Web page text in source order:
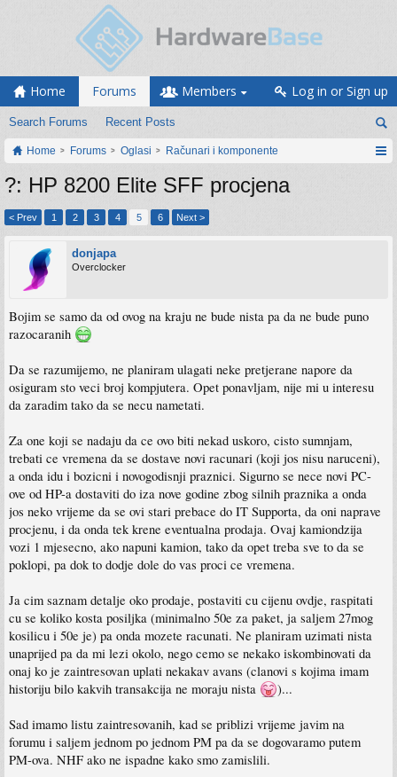
Home Forums
Search Forums Recent Posts
Members Log in or Sign up
Home Forums Oglasi Računari i komponente
?: HP 8200 Elite SFF procjena
< Prev 1 2 3 4 5 6 Next >
donjapa
Overclocker
Bojim se samo da od ovog na kraju ne bude nista pa da ne bude puno
razocaranih
Da se razumijemo, ne planiram ulagati neke pretjerane napore da
osiguram sto veci broj kompjutera. Opet ponavljam, nije mi u interesu
da zaradim tako da se necu nametati.
Za one koji se nadaju da ce ovo biti nekad uskoro, cisto sumnjam,
trebati ce vremena da se dostave novi racunari (koji jos nisu naruceni),
a onda idu i bozicni i novogodisnji praznici. Sigurno se nece novi PC-
ove od HP-a dostaviti do iza nove godine zbog silnih praznika a onda
jos neko vrijeme da se ovi stari prebace do IT Supporta, da oni naprave
procjenu, i da onda tek krene eventualna prodaja. Ovaj kamiondzija
vozi 1 mjesecno, ako napuni kamion, tako da opet treba sve to da se
poklopi, pa dok to dodje dole do vas proci ce vremena.
Ja cim saznam detalje oko prodaje, postaviti cu cijenu ovdje, raspitati
cu se koliko kosta posiljka (minimalno 50e za paket, ja saljem 27mog
kosilicu i 50e je) pa onda mozete racunati. Ne planiram uzimati nista
unaprijed pa da mi lezi okolo, nego cemo se nekako iskombinovati da
onaj ko je zaintresovan uplati nekakav avans (clanovi s kojima imam
historiju bilo kakvih transakcija ne moraju nista
)...
Sad imamo listu zaintresovanih, kad se priblizi vrijeme javim na
forumu i saljem jednom po jednom PM pa da se dogovaramo putem
PM-ova. NHF ako ne ispadne kako smo zamislili.